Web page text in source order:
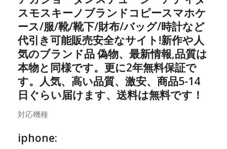
スモスキーノブランドコピースマホケ
ース/服/靴/靴下/財布/バッグ/時計など
代引き可能販売安全なサイト!新作や人
気のブランド品 偽物、最新情報,品質は
本物と同様です。更に2年無料保証で
す。人気、高い品質、激安、商品5-14
日ぐらい届けます、送料は無料です！
対応機種
iphone: